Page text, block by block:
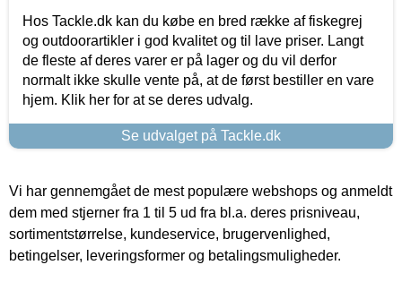
Hos Tackle.dk kan du købe en bred række af fiskegrej
og outdoorartikler i god kvalitet og til lave priser. Langt
de fleste af deres varer er på lager og du vil derfor
normalt ikke skulle vente på, at de først bestiller en vare
hjem. Klik her for at se deres udvalg.
Se udvalget på Tackle.dk
Vi har gennemgået de mest populære webshops og anmeldt
dem med stjerner fra 1 til 5 ud fra bl.a. deres prisniveau,
sortimentstørrelse, kundeservice, brugervenlighed,
betingelser, leveringsformer og betalingsmuligheder.